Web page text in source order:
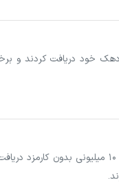
دهک خود دریافت کردند و
از هفته قبل خبر رسید که مشمولان یارانه